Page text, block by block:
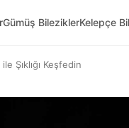
Gümüş BileziklerKelepçe
Şıklığı Keşfedin